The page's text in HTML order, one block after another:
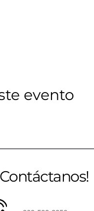
evento